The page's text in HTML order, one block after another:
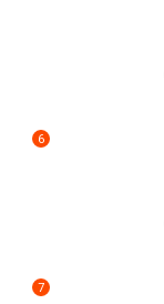
6
7